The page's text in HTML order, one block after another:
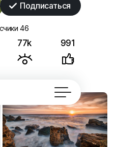
 Подписаться
46
77k

991

50